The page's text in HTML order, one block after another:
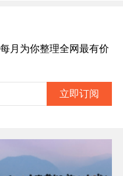
月为你整理全网最有价
立即订阅